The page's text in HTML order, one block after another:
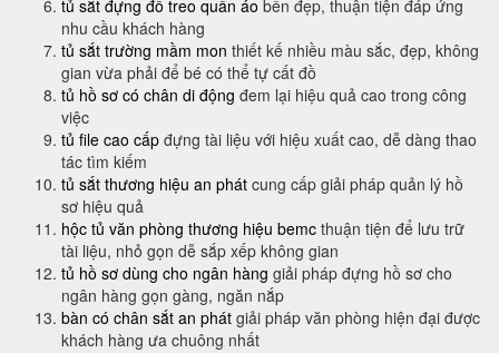
tủ sắt đựng đồ treo quần áo bền đẹp, thuận tiện đáp ứng
nhu cầu khách hàng
tủ sắt trường mầm mon thiết kế nhiều màu sắc, đẹp, không
gian vừa phải để bé có thể tự cất đồ
tủ hồ sơ có chân di động đem lại hiệu quả cao trong công
việc
tủ file cao cấp đựng tài liệu với hiệu xuất cao, dễ dàng thao
tác tìm kiếm
tủ sắt thương hiệu an phát cung cấp giải pháp quản lý hồ
sơ hiệu quả
hộc tủ văn phòng thương hiệu bemc thuận tiện để lưu trữ
tài liệu, nhỏ gọn dễ sắp xếp không gian
tủ hồ sơ dùng cho ngân hàng giải pháp đựng hồ sơ cho
ngân hàng gọn gàng, ngăn nắp
bàn có chân sắt an phát giải pháp văn phòng hiện đại được
khách hàng ưa chuông nhất